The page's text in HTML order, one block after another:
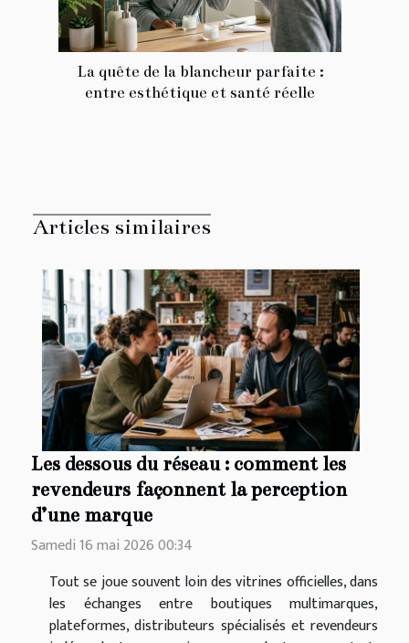
La quête de la blancheur parfaite :
entre esthétique et santé réelle
Articles similaires
Les dessous du réseau : comment les
revendeurs façonnent la perception
d’une marque
Samedi 16 mai 2026 00:34
Tout se joue souvent loin des vitrines officielles, dans
les échanges entre boutiques multimarques,
plateformes, distributeurs spécialisés et revendeurs